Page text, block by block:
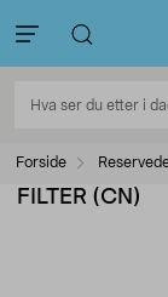
Forside
FILTER (CN)